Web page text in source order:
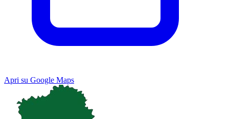
Apri su Google Maps
Map Satellite
Keyboard shortcuts